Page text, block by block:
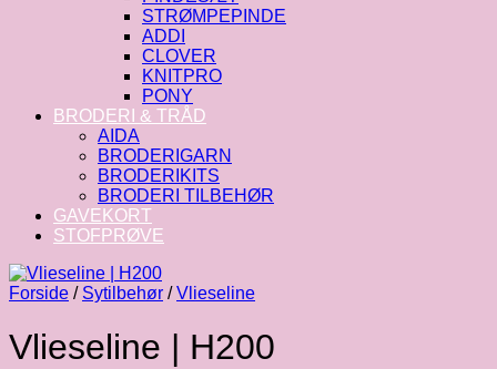
STRØMPEPINDE
ADDI
CLOVER
KNITPRO
PONY
BRODERI & TRÅD
AIDA
BRODERIGARN
BRODERIKITS
BRODERI TILBEHØR
GAVEKORT
STOFPRØVE
Forside / Sytilbehør / Vlieseline
Vlieseline | H200